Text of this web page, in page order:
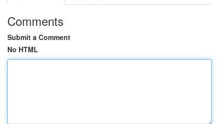
Comments
Submit a Comment
No HTML